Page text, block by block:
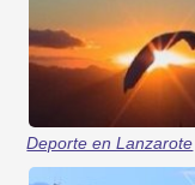
Deporte en Lanzarote